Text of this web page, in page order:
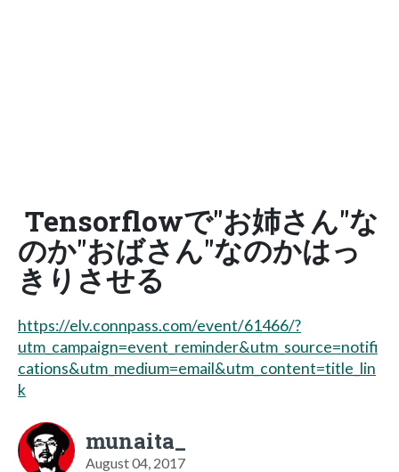
Tensorflowで"お姉さん"な
のか"おばさん"なのかはっ
きりさせる
https://elv.connpass.com/event/61466/?
utm_campaign=event_reminder&utm_source=notifi
cations&utm_medium=email&utm_content=title_lin
k
munaita_
August 04, 2017